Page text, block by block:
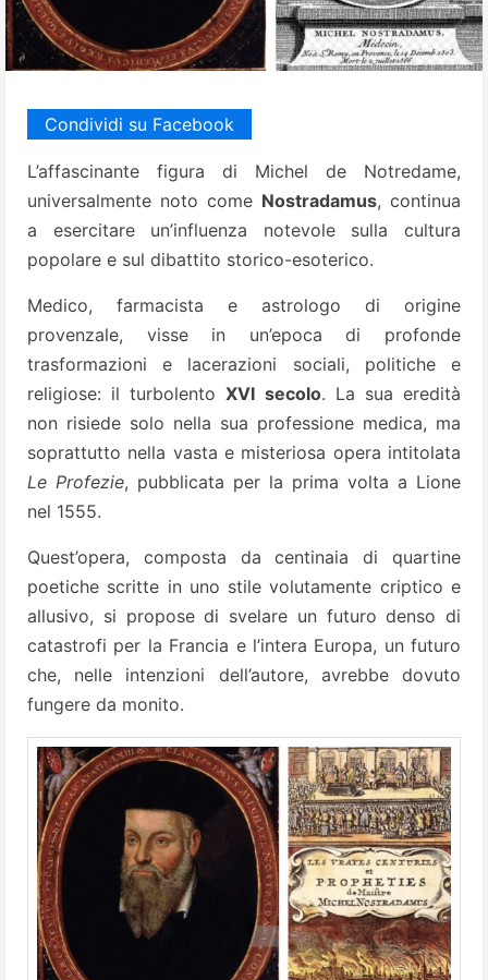
Condividi su Facebook
L’affascinante figura di Michel de Notredame,
universalmente noto come Nostradamus, continua
a esercitare un’influenza notevole sulla cultura
popolare e sul dibattito storico-esoterico.
Medico, farmacista e astrologo di origine
provenzale, visse in un’epoca di profonde
trasformazioni e lacerazioni sociali, politiche e
religiose: il turbolentoXVI secolo. La sua eredità
non risiede solo nella sua professione medica, ma
soprattutto nella vasta e misteriosa opera intitolata
Le Profezie, pubblicata per la prima volta a Lione
nel 1555.
Quest’opera, composta da centinaia di quartine
poetiche scritte in uno stile volutamente criptico e
allusivo, si propose di svelare un futuro denso di
catastrofi per la Francia e l’intera Europa, un futuro
che, nelle intenzioni dell’autore, avrebbe dovuto
fungere da monito.